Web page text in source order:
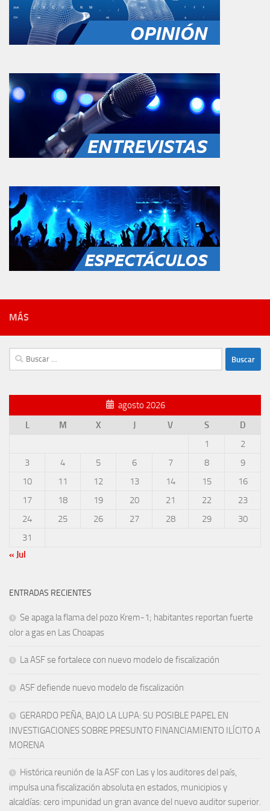
MÁS
Buscar:
agosto 2026
L
M X J V S
D
1
2
3
4 5 6 7 8
9
10
11 12 13 14 15
16
17
18 19 20 21 22
23
24
25 26 27 28 29
30
31
« Jul
ENTRADAS RECIENTES
Se apaga la flama del pozo Krem-1; habitantes reportan fuerte
olor a gas en Las Choapas
La ASF se fortalece con nuevo modelo de fiscalización
ASF defiende nuevo modelo de fiscalización
GERARDO PEÑA, BAJO LA LUPA: SU POSIBLE PAPEL EN
INVESTIGACIONES SOBRE PRESUNTO FINANCIAMIENTO ILÍCITO A
MORENA
Histórica reunión de la ASF con Las y los auditores del país,
impulsa una fiscalización absoluta en estados, municipios y
alcaldías: cero impunidad un gran avance del nuevo auditor superior.